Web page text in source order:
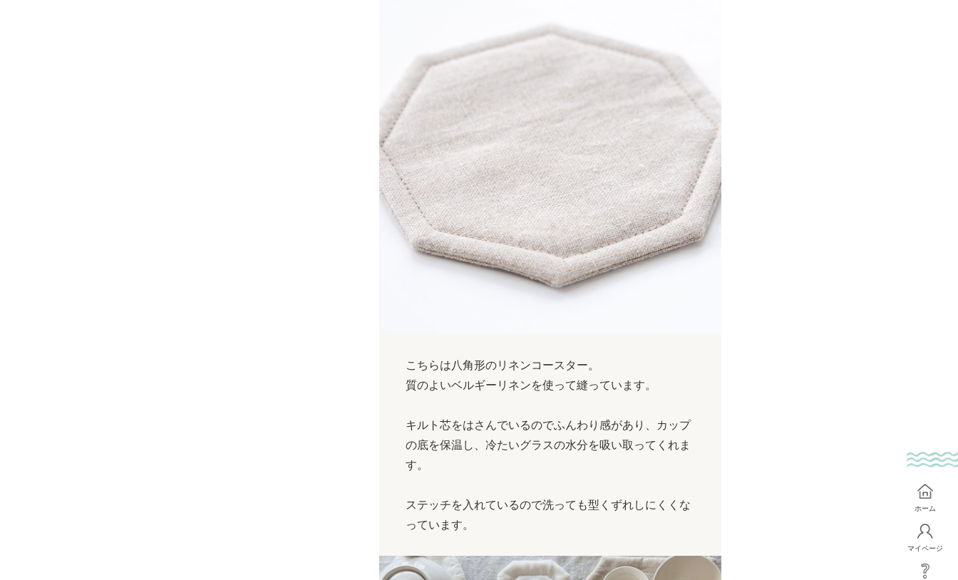
ホーム
マイページ
こちらは八角形のリネンコースター。
質のよいベルギーリネンを使って縫っています。
キルト芯をはさんでいるのでふんわり感があり、カップ
の底を保温し、冷たいグラスの水分を吸い取ってくれま
す。
ステッチを入れているので洗っても型くずれしにくくな
っています。